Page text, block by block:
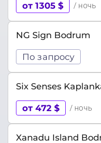
от 1305 $ / ночь
NG Sign Bodrum
По запросу
Six Senses
от 472 $ / ночь
Xanadu Island